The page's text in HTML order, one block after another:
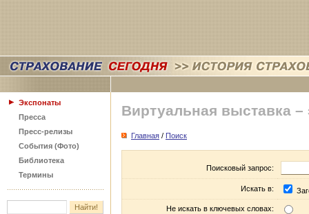
Экспонаты
Пресса
Пресс-релизы
События (Фото)
Библиотека
Термины
Виртуальная выставка –
Главная / Поиск
Поисковый запрос:
Искать в:
Не искать в ключевых словах: